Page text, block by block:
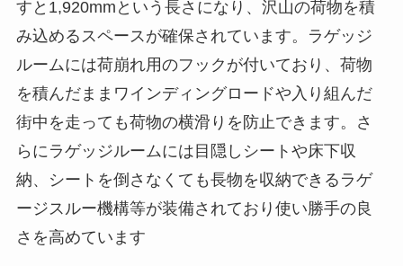
すと1,920mmという長さになり、沢山の荷物を積
み込めるスペースが確保されています。ラゲッジ
ルームには荷崩れ用のフックが付いており、荷物
を積んだままワインディングロードや入り組んだ
街中を走っても荷物の横滑りを防止できます。さ
らにラゲッジルームには目隠しシートや床下収
納、シートを倒さなくても長物を収納できるラゲ
ージスルー機構等が装備されており使い勝手の良
さを高めています